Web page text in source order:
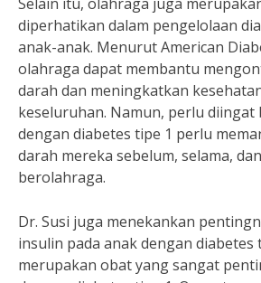
diperhatikan dalam pengelolaan
anak-anak. Menurut American
olahraga dapat membantu
darah dan meningkatkan
keseluruhan. Namun, perlu diingat
dengan diabetes tipe 1 perlu
darah mereka sebelum, selama,
berolahraga.
Dr. Susi juga menekankan
insulin pada anak dengan diabetes
merupakan obat yang sangat